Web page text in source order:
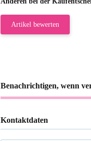
Artikel bewerten
Benachrichtigen, wenn
Kontaktdaten